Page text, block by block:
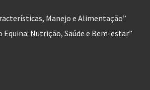
Manejo e Alimentação”
Nutrição, Saúde e Bem-estar”